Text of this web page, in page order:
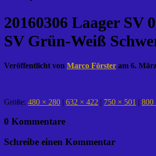
20160306 Laager SV
SV Grün-Weiß
Veröffentlicht von Marco Förster am 6.
Größe: 480 × 280 | 632 × 422 | 750 × 501 | 800
0 Kommentare
Schreibe einen Kommentar